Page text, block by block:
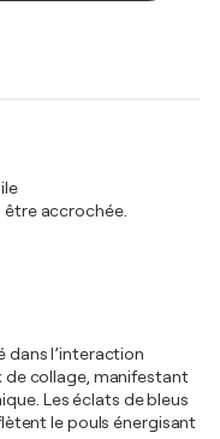
être accrochée.
dans l’interaction
de collage, manifestant
Les éclats de bleus
le pouls énergisant